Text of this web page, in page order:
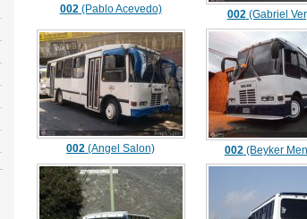
002(Pablo Acevedo) 002(Gabriel
002 (Angel Salon) 002(Beyker